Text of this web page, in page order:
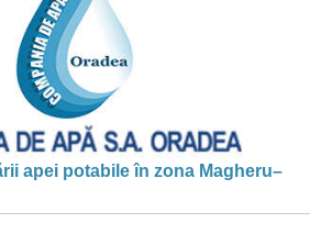
apei potabile în zona Magheru–